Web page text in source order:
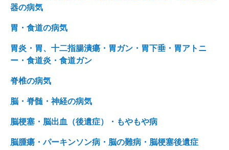
器の病気
胃・食道の病気
胃炎・胃、十二指腸潰瘍・胃ガン・胃下垂・胃アトニ
ー・食道炎・食道ガン
脊椎の病気
脳・脊髄・神経の病気
脳梗塞・脳出血（後遺症）・もやもや病
脳腫瘍・パーキンソン病・脳の難病・脳梗塞後遺症